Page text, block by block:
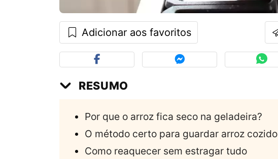
Adicionar aos favoritos
RESUMO
Por que o arroz fica seco na geladeira?
O método certo para guardar arroz cozido
Como reaquecer sem estragar tudo